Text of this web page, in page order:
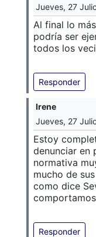
Jueves, 27
Al final lo
podría ser
todos los
Responder
Irene
Jueves, 27
Estoy
denunciar en
normativa
mucho de
como dice
Responder